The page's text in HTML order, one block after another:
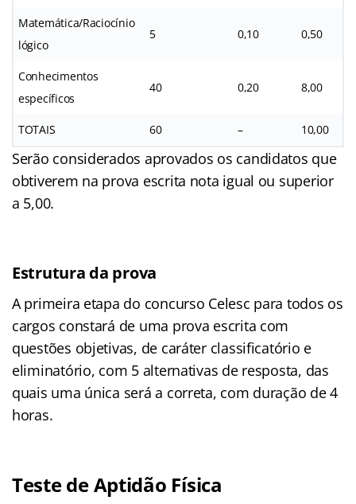
Matemática/Raciocínio
lógico
5 0,10 0,50
Conhecimentos
específicos
40 0,20 8,00
TOTAIS 60 – 10,00
Serão considerados aprovados os candidatos que
obtiverem na prova escrita nota igual ou superior
a 5,00.
Estrutura da prova
A primeira etapa do concurso Celesc para todos os
cargos constará de uma prova escrita com
questões objetivas, de caráter classificatório e
eliminatório, com 5 alternativas de resposta, das
quais uma única será a correta, com duração de 4
horas.
Teste de Aptidão Física